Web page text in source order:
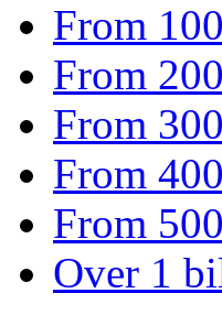
From
From
From
From
From
Over 1